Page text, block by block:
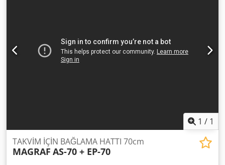
1 / 1
TAKVİM İÇİN BAĞLAMA HATTI 70cm
MAGRAF AS-70 + EP-70